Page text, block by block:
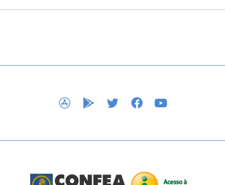
APP STOREGOOGLE PLAY
TWITTERFACEBOOK